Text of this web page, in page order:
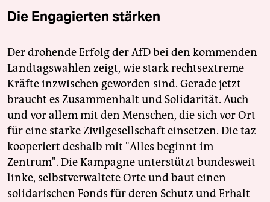
Die Engagierten stärken
Der drohende Erfolg der AfD bei den kommenden
Landtagswahlen zeigt, wie stark rechtsextreme
Kräfte inzwischen geworden sind. Gerade jetzt
braucht es Zusammenhalt und Solidarität. Auch
und vor allem mit den Menschen, die sich vor Ort
für eine starke Zivilgesellschaft einsetzen. Die taz
kooperiert deshalb mit "Alles beginnt im
Zentrum". Die Kampagne unterstützt bundesweit
linke, selbstverwaltete Orte und baut einen
solidarischen Fonds für deren Schutz und Erhalt